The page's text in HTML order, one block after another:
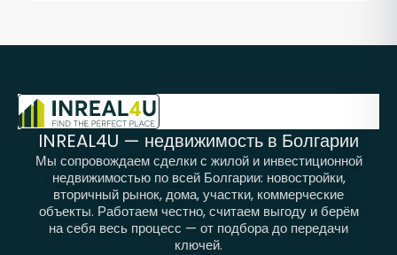
INREAL4U — недвижимость в Болгарии
Мы сопровождаем сделки с жилой и инвестиционной
недвижимостью по всей Болгарии: новостройки,
вторичный рынок, дома, участки, коммерческие
объекты. Работаем честно, считаем выгоду и берём
на себя весь процесс — от подбора до передачи
ключей.